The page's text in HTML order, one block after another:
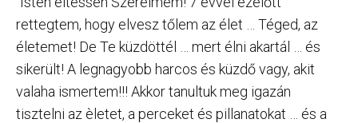
rettegtem, hogy elvesz tőlem az élet … Téged, az
életemet! De Te küzdöttél … mert élni akartál … és
sikerült! A legnagyobb harcos és küzdő vagy, akit
valaha ismertem!!! Akkor tanultuk meg igazán
tisztelni az èletet, a perceket és pillanatokat … és a